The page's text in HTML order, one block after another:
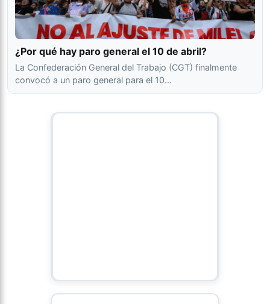
¿Por qué hay paro general el 10 de abril?
La Confederación General del Trabajo (CGT) finalmente
convocó a un paro general para el 10…